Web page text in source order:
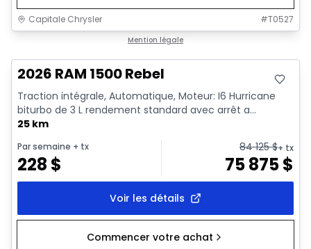
Capitale Chrysler #T0527
Mention légale
2026 RAM 1500 Rebel
Traction intégrale, Automatique, Moteur: I6 Hurricane
biturbo de 3 L rendement standard avec arrêt a...
25 km
Par semaine + tx
228 $
84 125$+ tx
75 875$
Voir les détails
Commencer votre achat